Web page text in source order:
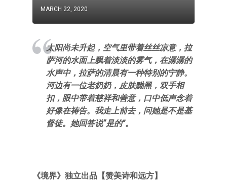
MARCH 22, 2020
太阳尚未升起，空气里带着丝丝凉意，拉
萨河的水面上飘着淡淡的雾气，在潺潺的
水声中，拉萨的清晨有一种特别的宁静。
河边有一位老奶奶，皮肤黝黑，双手相
扣，眼中带着慈祥和善意，口中低声念着
好像在祷告。我走上前去，问她是不是基
督徒。她回答说“是的”。
《境界》独立出品 【赞美诗和远方】